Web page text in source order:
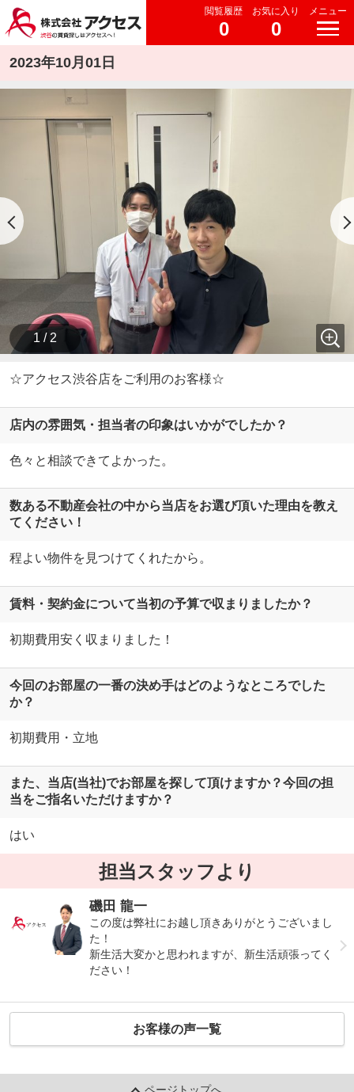
閲覧履歴
0
お気に入り
0
メニュー
2023年10月01日
1 / 2
☆アクセス渋谷店をご利用のお客様☆
店内の雰囲気・担当者の印象はいかがでしたか？
色々と相談できてよかった。
数ある不動産会社の中から当店をお選び頂いた理由を教え
てください！
程よい物件を見つけてくれたから。
賃料・契約金について当初の予算で収まりましたか？
初期費用安く収まりました！
今回のお部屋の一番の決め手はどのようなところでした
か？
初期費用・立地
また、当店(当社)でお部屋を探して頂けますか？今回の担
当をご指名いただけますか？
はい
担当スタッフより
磯田 龍一
この度は弊社にお越し頂きありがとうございまし
た！
新生活大変かと思われますが、新生活頑張ってく
ださい！
お客様の声一覧